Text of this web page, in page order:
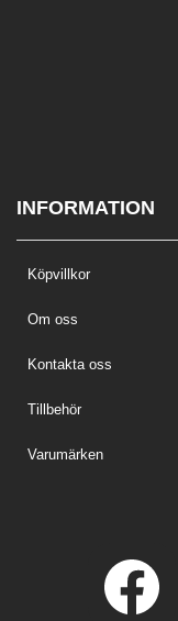
INFORMATION
Köpvillkor
Om oss
Kontakta oss
Tillbehör
Varumärken